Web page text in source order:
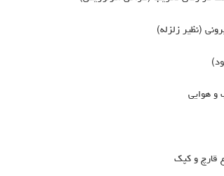
(نظیر زلزله)
و هوایی
قارچ و کپک